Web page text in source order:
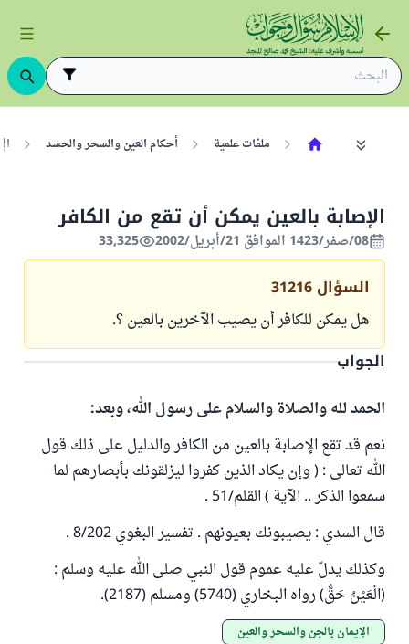
ملفات علمية أحكام العين والسحر والحسد
الإصابة بالعين يمكن أن تقع من الكافر
08/صفر/1423 الموافق 21/أبريل/2002 33,325
السؤال 31216
هل يمكن للكافر أن يصيب الآخرين بالعين ؟.
الجواب
الحمد لله والصلاة والسلام على رسول الله، وبعد:
نعم قد تقع الإصابة بالعين من الكافر والدليل على ذلك قول
الله تعالى : ( وإن يكاد الذين كفروا ليزلقونك بأبصارهم لما
سمعوا الذكر .. الآية ) القلم/51 .
قال السدي : يصيبونك بعيونهم . تفسير البغوي 8/202 .
وكذلك يدلّ عليه عموم قول النبي صلى الله عليه وسلم :
(الْعَيْنُ حَقٌّ) رواه البخاري (5740) ومسلم (2187).
الإيمان بالجن والسحر والعين